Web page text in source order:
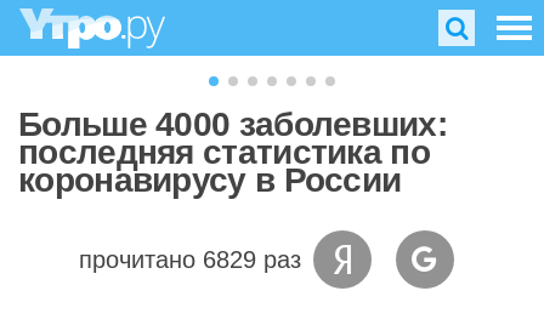
Больше 4000 заболевших:
последняя статистика по
коронавирусу в России
прочитано 6829 раз